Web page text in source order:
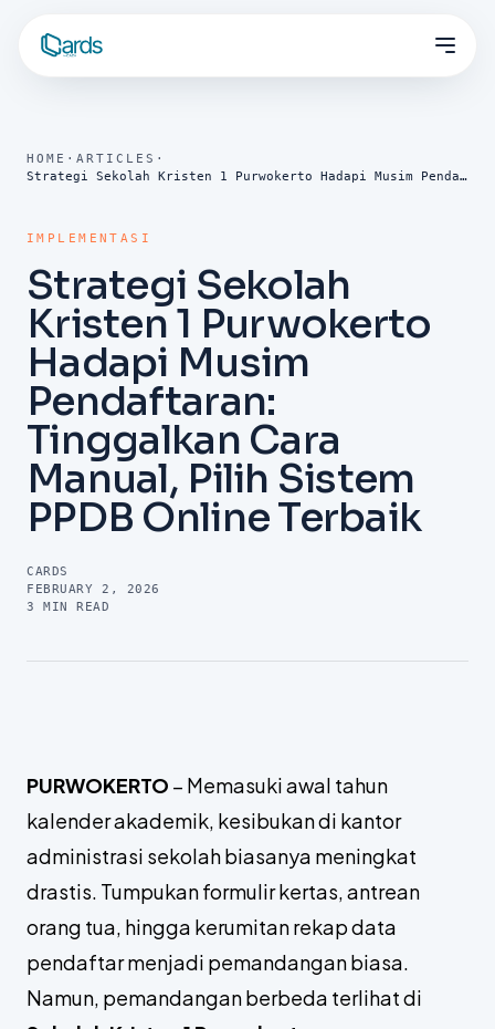
HOME · ARTICLES ·
Strategi Sekolah Kristen 1 Purwokerto Hadapi Musim Pendaftaran: Tinggalkan Cara Manual, Pilih Sistem PPDB Online Terbaik
IMPLEMENTASI
Strategi Sekolah
Kristen 1 Purwokerto
Hadapi Musim
Pendaftaran:
Tinggalkan Cara
Manual, Pilih Sistem
PPDB Online Terbaik
CARDS
FEBRUARY 2, 2026
3
MIN READ
PURWOKERTO – Memasuki awal tahun
kalender akademik, kesibukan di kantor
administrasi sekolah biasanya meningkat
drastis. Tumpukan formulir kertas, antrean
orang tua, hingga kerumitan rekap data
pendaftar menjadi pemandangan biasa.
Namun, pemandangan berbeda terlihat di